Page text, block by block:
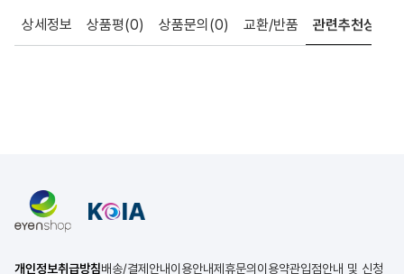
상세정보 상품평(0) 상품문의 (0) 교환/반품 관련추천상품
개인정보취급방침배송/결제안내이용안내제휴문의 이용약관입점안내 및 신청